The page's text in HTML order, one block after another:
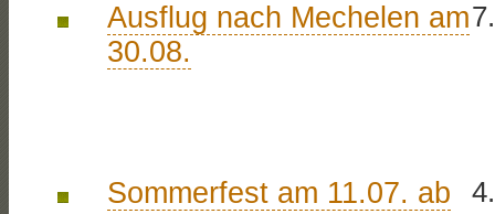
Ausflug nach Mechelen am
30.08.
Sommerfest am 11.07. ab